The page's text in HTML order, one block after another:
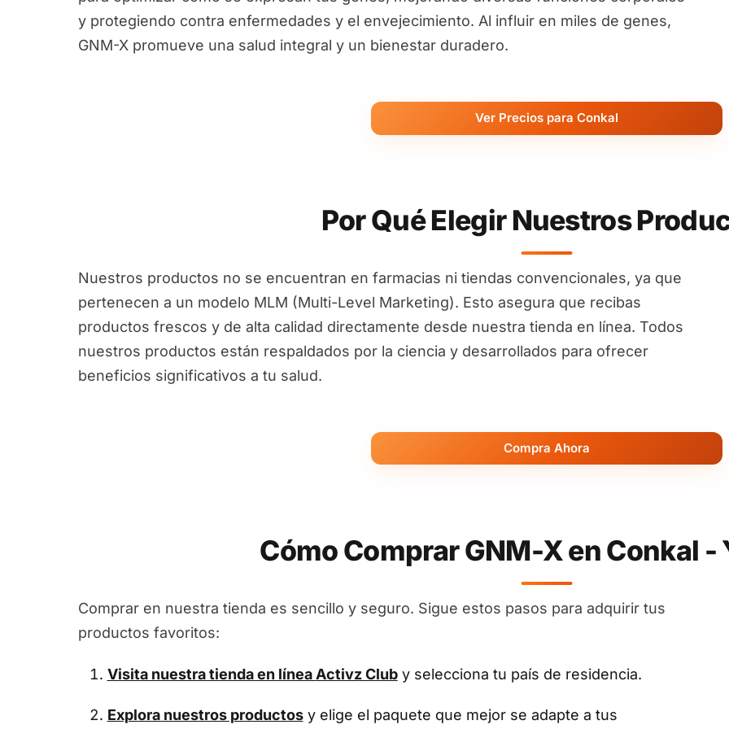
y protegiendo contra enfermedades y el envejecimiento. Al influir en miles de genes,
GNM-X promueve una salud integral y un bienestar duradero.
Ver Precios para Conkal
Por Qué Elegir Nuestros
Nuestros productos no se encuentran en farmacias ni tiendas convencionales, ya que
pertenecen a un modelo MLM (Multi-Level Marketing). Esto asegura que recibas
productos frescos y de alta calidad directamente desde nuestra tienda en línea. Todos
nuestros productos están respaldados por la ciencia y desarrollados para ofrecer
beneficios significativos a tu salud.
Compra Ahora
Cómo Comprar GNM-X en Conkal -
Comprar en nuestra tienda es sencillo y seguro. Sigue estos pasos para adquirir tus
productos favoritos:
Visita nuestra tienda en línea Activz Cluby selecciona tu país de residencia.
Explora nuestros productosy elige el paquete que mejor se adapte a tus